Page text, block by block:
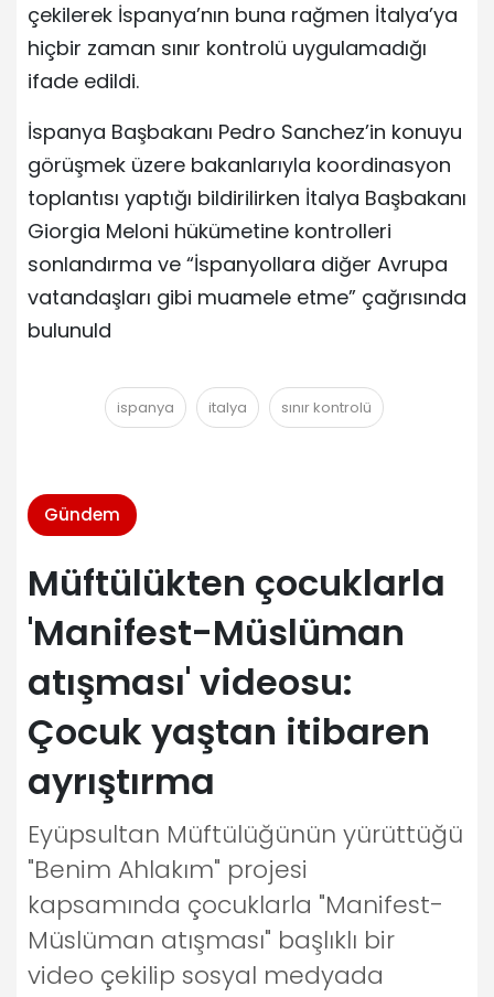
çekilerek İspanya’nın buna rağmen İtalya’ya
hiçbir zaman sınır kontrolü uygulamadığı
ifade edildi.
İspanya Başbakanı Pedro Sanchez’in konuyu
görüşmek üzere bakanlarıyla koordinasyon
toplantısı yaptığı bildirilirken İtalya Başbakanı
Giorgia Meloni hükümetine kontrolleri
sonlandırma ve “İspanyollara diğer Avrupa
vatandaşları gibi muamele etme” çağrısında
bulunuld
ispanya italya sınır kontrolü
Gündem
Müftülükten çocuklarla
'Manifest-Müslüman
atışması' videosu:
Çocuk yaştan itibaren
ayrıştırma
Eyüpsultan Müftülüğünün yürüttüğü
"Benim Ahlakım" projesi
kapsamında çocuklarla "Manifest-
Müslüman atışması" başlıklı bir
video çekilip sosyal medyada